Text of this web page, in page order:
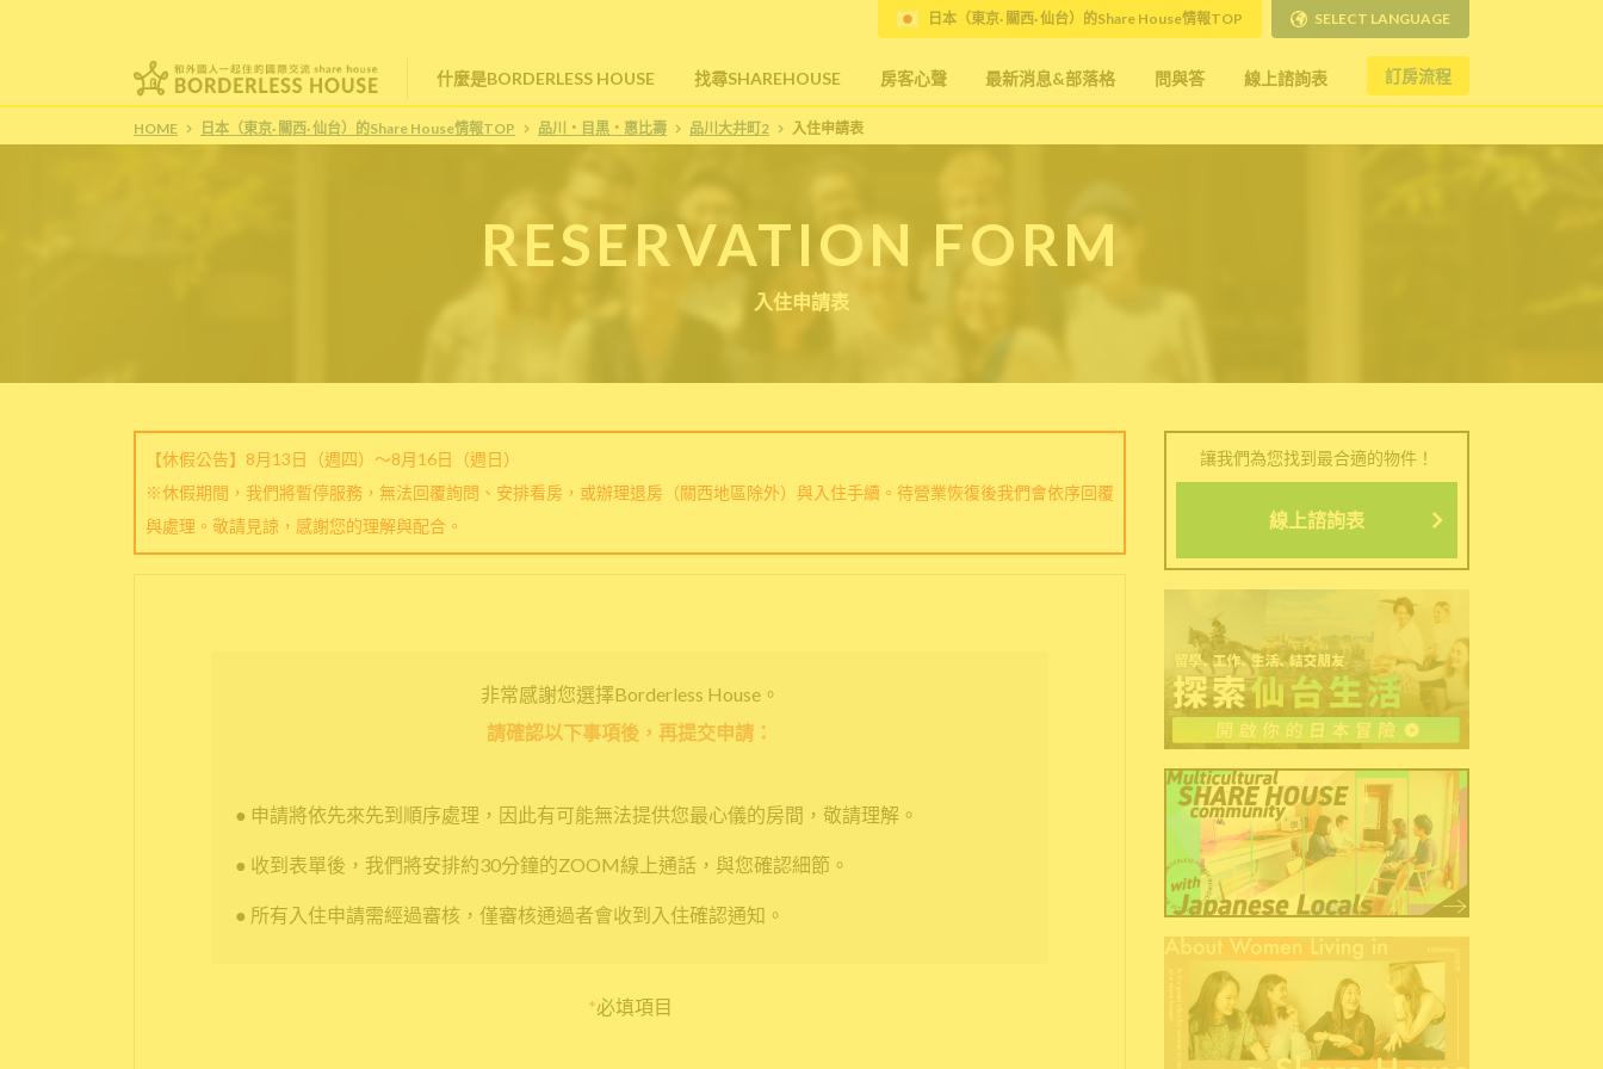
什麼是BORDERLESS HOUSE 找尋SHAREHOUSE 房客心聲 最新消息&部落格 問與答 線上諮詢表 訂房流程
日本（東京· 關西· 仙台）的Share House情報TOP SELECT LANGUAGE
HOME 日本（東京· 關西· 仙台）的Share House情報TOP 品川・目黒・惠比壽 品川大井町2 入住申請表
RESERVATION FORM
入住申請表
【休假公告】8月13日（週四）～8月16日（週日）
※休假期間，我們將暫停服務，無法回覆詢問、安排看房，或辦理退房（關西地區除外）與入住手續。待營業恢復後我們會依序回覆
與處理。敬請見諒，感謝您的理解與配合。
非常感謝您選擇Borderless House。
請確認以下事項後，再提交申請：
● 申請將依先來先到順序處理，因此有可能無法提供您最心儀的房間，敬請理解。
● 收到表單後，我們將安排約30分鐘的ZOOM線上通話，與您確認細節。
● 所有入住申請需經過審核，僅審核通過者會收到入住確認通知。
*必填項目
讓我們為您找到最合適的物件！
線上諮詢表